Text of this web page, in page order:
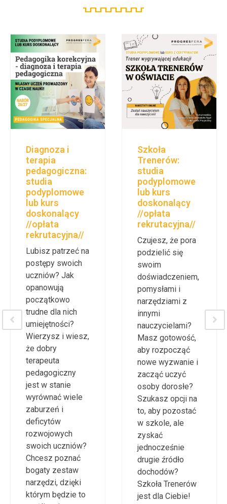
Szkoła
Trenerów:
studia
podyplomowe
lub kurs
doskonalący
//opłata
rekrutacyjna//
Czujesz, że pora
podzielić się
doświadczeniem,
pomysłami i
narzędziami z
innymi
nauczycielami?
Masz gotowość,
aby rozpocząć
nowe wyzwanie i
zacząć uczyć
osoby dorosłe?
Szukasz opcji na
to, aby pozostać
w szkole, ale
zyskać
jednocześnie
drugie źródło
dochodów?
Gry i
grywalizacja w
edukacji:
studia
podyplomowe
//opłata
Od zawsze
wiesz, że chcesz
uczyć inaczej?
Kreatywnie,
ciekawie,
motywująco?
Masz
przekonanie, że
zdobywanie
wiedzy i proces
nauki może być
dla uczniów
świetną zabawą i
przygodą?
Innowacyjne,
nieszablonowe
metody pracy to
coś, co pociąga
Cię od "zawsze"?
Kierunek Gry i
grywalizacja w
edukacji są
właśnie dla
Ciebie!
Zarezerwuj swoje
miejsce